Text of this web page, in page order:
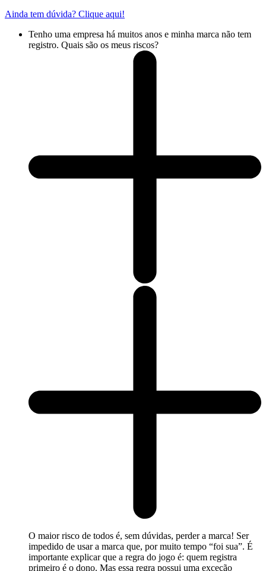
Ainda tem dúvida? Clique aqui!
Tenho uma empresa há muitos anos e minha marca não tem
registro. Quais são os meus riscos?
O maior risco de todos é, sem dúvidas, perder a marca! Ser
impedido de usar a marca que, por muito tempo “foi sua”. É
importante explicar que a regra do jogo é: quem registra
primeiro é o dono. Mas essa regra possui uma exceção